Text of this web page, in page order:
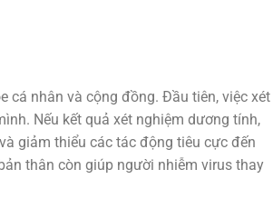
cá nhân và cộng đồng. Đầu tiên, việc xét
Nếu kết quả xét nghiệm dương tính,
giảm thiểu các tác động tiêu cực đến
thân còn giúp người nhiễm virus thay